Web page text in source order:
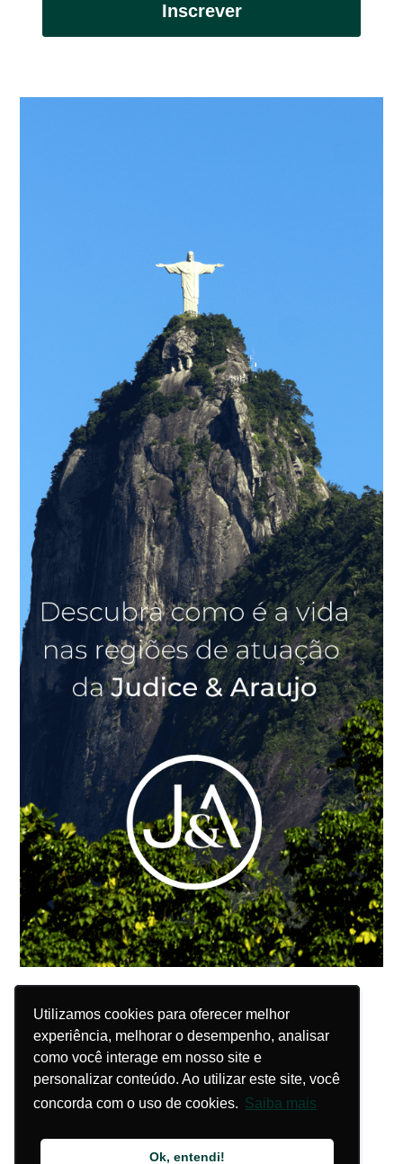
Utilizamos cookies para oferecer melhor
experiência, melhorar o desempenho, analisar
como você interage em nosso site e
personalizar conteúdo. Ao utilizar este site, você
concorda com o uso de cookies. Saiba mais
Ok, entendi!
Utilizamos cookies para oferecer melhor
experiência, melhorar o desempenho, analisar
como você interage em nosso site e
personalizar conteúdo. Ao utilizar este site, você
concorda com o uso de cookies. Saiba mais
Ok, entendi!
Inscrever